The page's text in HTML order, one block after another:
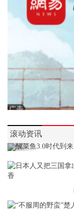
滚动资讯
Previous